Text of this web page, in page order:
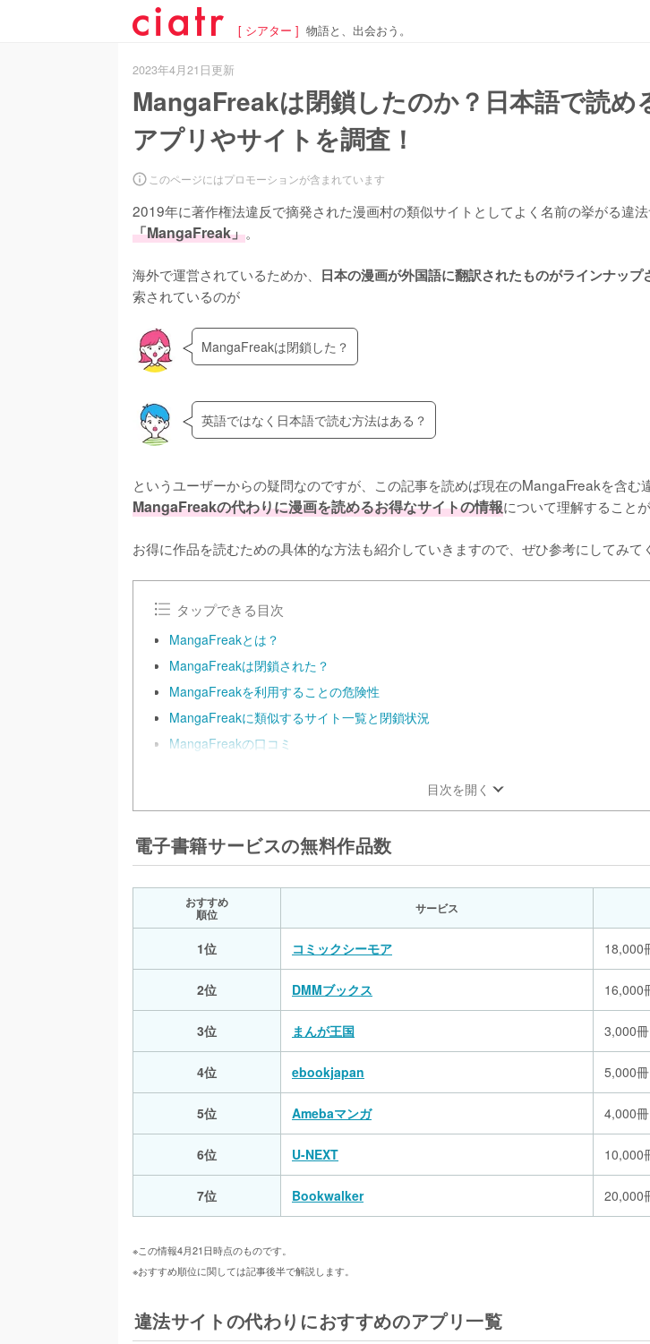
[ シアター ] 物語と、出会おう。
2023年4月21日更新
MangaFreakは閉鎖したのか？日本語で読め
アプリやサイトを調査！
このページにはプロモーションが含まれています
2019年に著作権法違反で摘発された漫画村の類似サイトとしてよく名前の挙がる違法
「MangaFreak」。
海外で運営されているためか、 日本の漫画が外国語に翻訳されたものがラインナップ
索されているのが
MangaFreakは閉鎖した？
英語ではなく日本語で読む方法はある？
というユーザーからの疑問なのですが、この記事を読めば現在のMangaFreakを含む
MangaFreakの代わりに漫画を読めるお得なサイトの情報について理解することが
お得に作品を読むための具体的な方法も紹介していきますので、ぜひ参考にしてみて
タップできる目次
MangaFreakとは？
MangaFreakは閉鎖された？
MangaFreakを利用することの危険性
MangaFreakに類似するサイト一覧と閉鎖状況
MangaFreakの口コミ
目次を開く
電子書籍サービスの無料作品数
おすすめ
順位 サービス
1位 コミックシーモア 18,000
2位 DMMブックス 16,000
3位 まんが王国 3,000冊
4位 ebookjapan 5,000冊
5位 Amebaマンガ 4,000冊
6位 U-NEXT 10,000
7位 Bookwalker 20,000
※この情報4月21日時点のものです。
※おすすめ順位に関しては記事後半で解説します。
違法サイトの代わりにおすすめのアプリ一覧